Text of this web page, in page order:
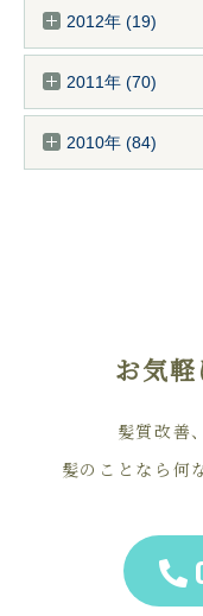
2012年 (19)
2011年 (70)
2010年 (84)
お気
髪質改善
髪のことなら何